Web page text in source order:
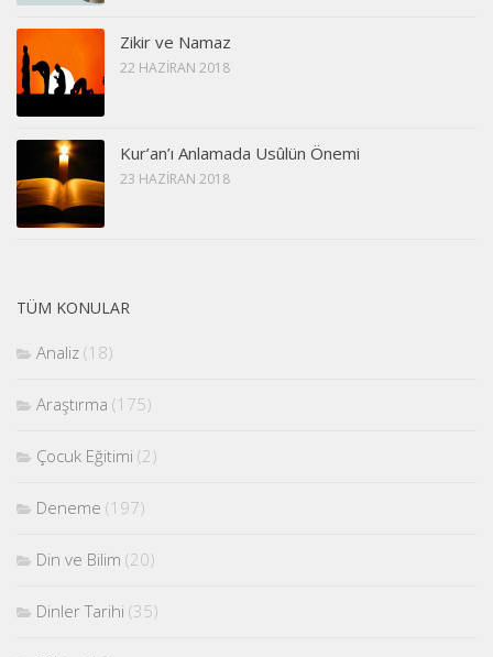
Zikir ve Namaz
22 HAZIRAN 2018
Kur’an’ı Anlamada Usûlün Önemi
23 HAZIRAN 2018
TÜM KONULAR
Analiz (18)
Araştırma (175)
Çocuk Eğitimi (2)
Deneme (197)
Din ve Bilim (20)
Dinler Tarihi (35)